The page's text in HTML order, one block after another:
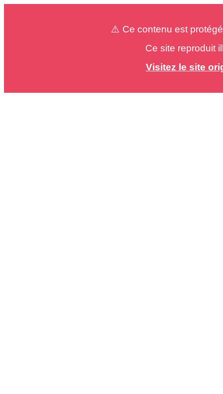
⚠️ Ce contenu est
Ce site reproduit
Visitez le site